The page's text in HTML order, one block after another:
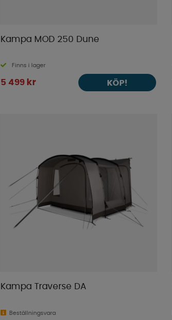
Kampa MOD 250 Dune
Finns i lager
5 499 kr KÖP!
Kampa Traverse DA
Beställningsvara